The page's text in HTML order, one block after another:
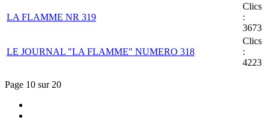
LA FLAMME NR 319
Clics
:
3673
LE JOURNAL "LA FLAMME" NUMERO 318
Clics
:
4223
Page 10 sur 20